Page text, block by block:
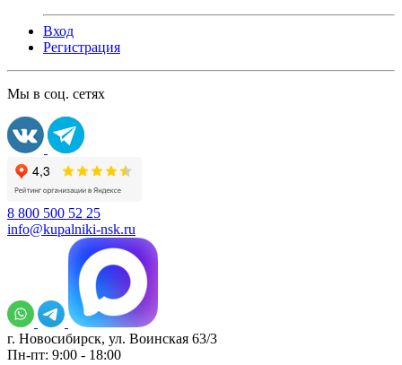
Вход
Регистрация
Мы в соц. сетях
8 800 500 52 25
info@kupalniki-nsk.ru
г. Новосибирск, ул. Воинская 63/3
Пн-пт: 9:00 - 18:00